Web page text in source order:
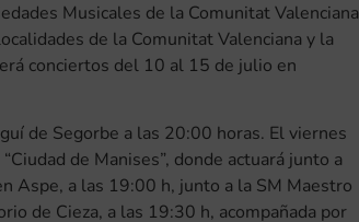
Musicales de la Comunitat Valenciana
de la Comunitat Valenciana y la
conciertos del 10 al 15 de julio en
de Segorbe a las 20:00 horas. El viernes
de Manises”, donde actuará junto a
Aspe, a las 19:00 h, junto a la SM Maestro
de Cieza, a las 19:30 h, acompañada por